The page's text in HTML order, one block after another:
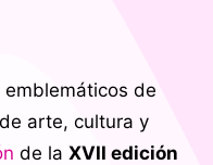
emblemáticos de
arte, cultura y
de la XVII edición